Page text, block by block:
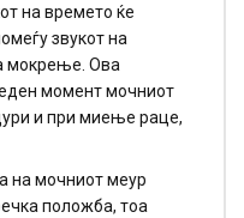
на времето ќе
звукот на
мокрење. Ова
момент мочниот
и при миење раце,
на мочниот меур
положба, тоа